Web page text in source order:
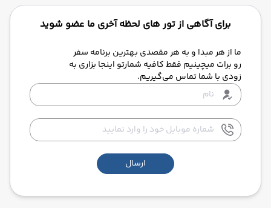
برای آگاهی از تور های لحظه آخری ما عضو شوید
ما از هر مبدا و به هر مقصدی بهترین برنامه سفر
رو برات میچینیم فقط کافیه شمارتو اینجا بزاری به
زودی با شما تماس می‌گیریم.
ارسال